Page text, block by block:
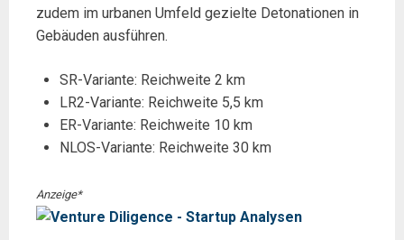
zudem im urbanen Umfeld gezielte Detonationen in
Gebäuden ausführen.
SR-Variante: Reichweite 2 km
LR2-Variante: Reichweite 5,5 km
ER-Variante: Reichweite 10 km
NLOS-Variante: Reichweite 30 km
Anzeige*